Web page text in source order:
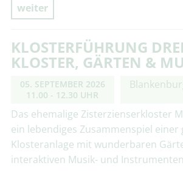
weiter
KLOSTERFÜHRUNG
KLOSTER, GÄRTEN &
05. SEPTEMBER 2026
11.00 - 12.30 UHR
Das ehemalige Zisterzienserkloster
ein lebendiges Zusammenspiel
Klosteranlage mit wunderbaren
interaktiven Musik- und